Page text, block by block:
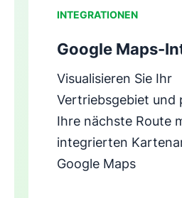
INTEGRATIONEN
Google Maps-
Visualisieren Sie Ihr
Vertriebsgebiet und
Ihre nächste Route
integrierten
Google Maps